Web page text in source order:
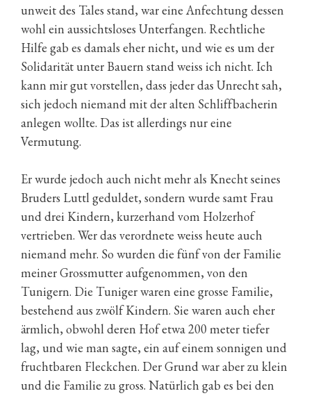
unweit des Tales stand, war eine Anfechtung dessen
wohl ein aussichtsloses Unterfangen. Rechtliche
Hilfe gab es damals eher nicht, und wie es um der
Solidarität unter Bauern stand weiss ich nicht. Ich
kann mir gut vorstellen, dass jeder das Unrecht sah,
sich jedoch niemand mit der alten Schliffbacherin
anlegen wollte. Das ist allerdings nur eine
Vermutung.
Er wurde jedoch auch nicht mehr als Knecht seines
Bruders Luttl geduldet, sondern wurde samt Frau
und drei Kindern, kurzerhand vom Holzerhof
vertrieben. Wer das verordnete weiss heute auch
niemand mehr. So wurden die fünf von der Familie
meiner Grossmutter aufgenommen, von den
Tunigern. Die Tuniger waren eine grosse Familie,
bestehend aus zwölf Kindern. Sie waren auch eher
ärmlich, obwohl deren Hof etwa 200 meter tiefer
lag, und wie man sagte, ein auf einem sonnigen und
fruchtbaren Fleckchen. Der Grund war aber zu klein
und die Familie zu gross. Natürlich gab es bei den